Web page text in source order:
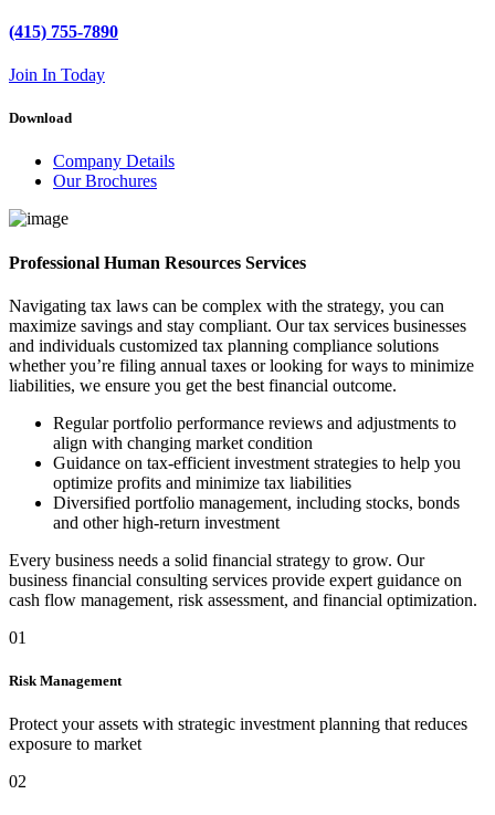
(415) 755-7890
Join In Today
Download
Company Details
Our Brochures
Professional Human Resources Services
Navigating tax laws can be complex with the strategy, you can
maximize savings and stay compliant. Our tax services businesses
and individuals customized tax planning compliance solutions
whether you’re filing annual taxes or looking for ways to minimize
liabilities, we ensure you get the best financial outcome.
Regular portfolio performance reviews and adjustments to
align with changing market condition
Guidance on tax-efficient investment strategies to help you
optimize profits and minimize tax liabilities
Diversified portfolio management, including stocks, bonds
and other high-return investment
Every business needs a solid financial strategy to grow. Our
business financial consulting services provide expert guidance on
cash flow management, risk assessment, and financial optimization.
01
Risk Management
Protect your assets with strategic investment planning that reduces
exposure to market
02